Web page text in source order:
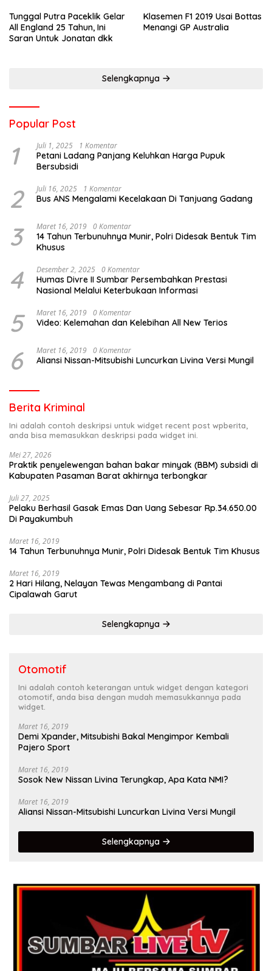
Tunggal Putra Paceklik Gelar
All England 25 Tahun, Ini
Saran Untuk Jonatan dkk
Klasemen F1 2019 Usai Bottas
Menangi GP Australia
Selengkapnya
Popular Post
1 Juli 1, 2025 1 Komentar
Petani Ladang Panjang Keluhkan Harga Pupuk
Bersubsidi
2 Juli 16, 2025 1 Komentar
Bus ANS Mengalami Kecelakaan Di Tanjuang Gadang
3 Maret 16, 2019 0 Komentar
14 Tahun Terbunuhnya Munir, Polri Didesak Bentuk Tim
Khusus
4 Desember 2, 2025 0 Komentar
Humas Divre II Sumbar Persembahkan Prestasi
Nasional Melalui Keterbukaan Informasi
5 Maret 16, 2019 0 Komentar
Video: Kelemahan dan Kelebihan All New Terios
6 Maret 16, 2019 0 Komentar
Aliansi Nissan-Mitsubishi Luncurkan Livina Versi Mungil
Berita Kriminal
Ini adalah contoh deskripsi untuk widget recent post wpberita,
anda bisa memasukkan deskripsi pada widget ini.
Mei 27, 2026
Praktik penyelewengan bahan bakar minyak (BBM) subsidi di
Kabupaten Pasaman Barat akhirnya terbongkar
Juli 27, 2025
Pelaku Berhasil Gasak Emas Dan Uang Sebesar Rp.34.650.00
Di Payakumbuh
Maret 16, 2019
14 Tahun Terbunuhnya Munir, Polri Didesak Bentuk Tim Khusus
Maret 16, 2019
2 Hari Hilang, Nelayan Tewas Mengambang di Pantai
Cipalawah Garut
Selengkapnya
Otomotif
Ini adalah contoh keterangan untuk widget dengan kategori
otomotif, anda bisa dengan mudah memasukkannya pada
widget.
Maret 16, 2019
Demi Xpander, Mitsubishi Bakal Mengimpor Kembali
Pajero Sport
Maret 16, 2019
Sosok New Nissan Livina Terungkap, Apa Kata NMI?
Maret 16, 2019
Aliansi Nissan-Mitsubishi Luncurkan Livina Versi Mungil
Selengkapnya